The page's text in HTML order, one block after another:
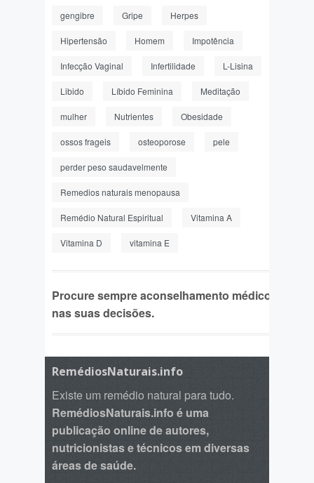
gengibre Gripe Herpes
Hipertensão Homem Impotência
Infecção Vaginal Infertilidade L-Lisina
Libido Líbido Feminina Meditação
mulher Nutrientes Obesidade
ossos frageis osteoporose pele
perder peso saudavelmente
Remedios naturais menopausa
Remédio Natural Espiritual Vitamina A
Vitamina D vitamina E
Procure sempre aconselhamento médico
nas suas decisões.
RemédiosNaturais.info
Existe um remédio natural para tudo.
RemédiosNaturais.info é uma
publicação online de autores,
nutricionistas e técnicos em diversas
áreas de saúde.